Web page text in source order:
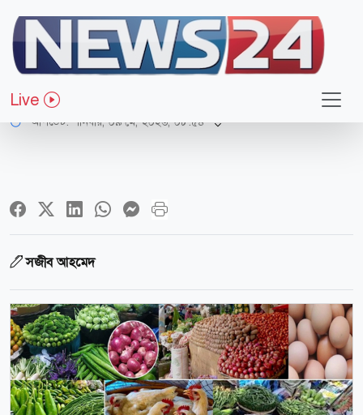
Live
অর্থ-বাণিজ্য
খরচের চাপে চ্যাপ্টা ভোক্তা
আপডেট: শনিবার, ০৯ মে, ২০২৬, ০৮:৫৪
সজীব আহমেদ